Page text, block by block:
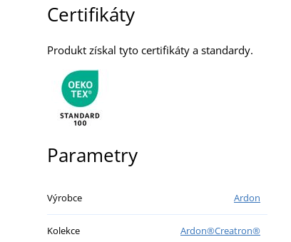
Certifikáty
Produkt získal tyto certifikáty a standardy.
Parametry
Výrobce Ardon
Kolekce Ardon®Creatron®